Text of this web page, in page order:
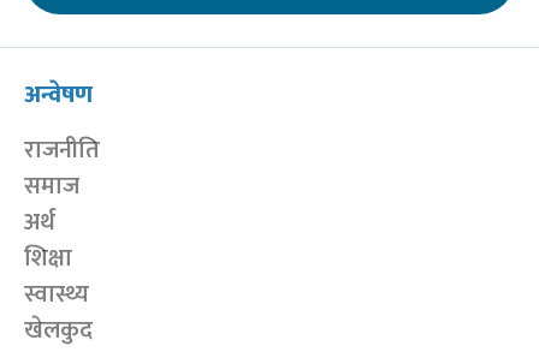
अन्वेषण
राजनीति
समाज
अर्थ
शिक्षा
स्वास्थ्य
खेलकुद